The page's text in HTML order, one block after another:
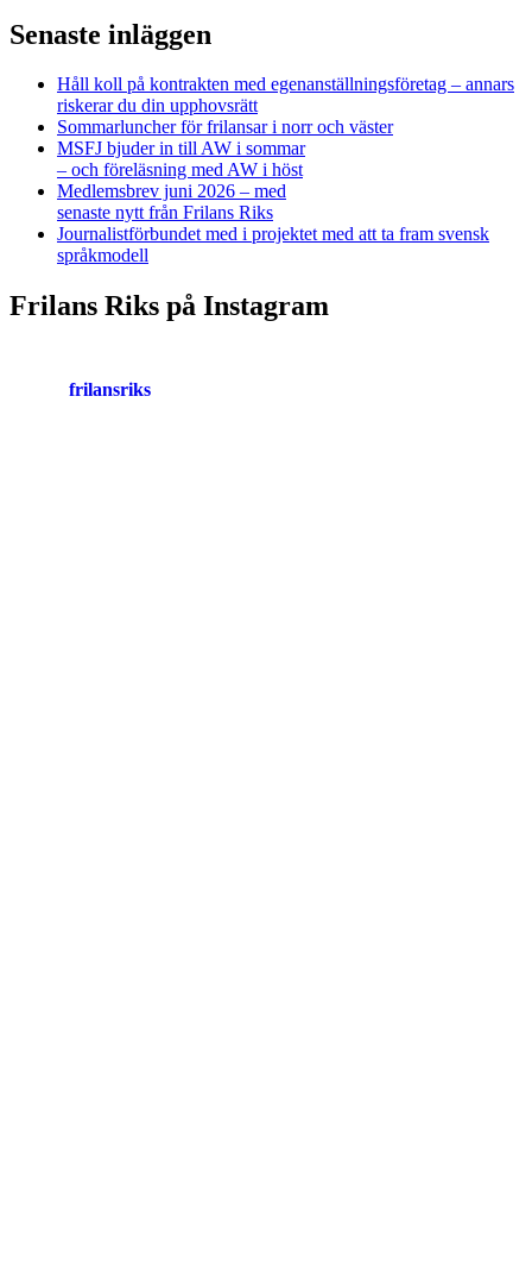
Senaste inläggen
Håll koll på kontrakten med egenanställningsföretag – annars
riskerar du din upphovsrätt
Sommarluncher för frilansar i norr och väster
MSFJ bjuder in till AW i sommar
– och föreläsning med AW i höst
Medlemsbrev juni 2026 – med
senaste nytt från Frilans Riks
Journalistförbundet med i projektet med att ta fram svensk
språkmodell
Frilans Riks på Instagram
frilansriks